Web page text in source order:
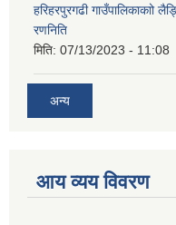
हरिहरपुरगढी गाउँपालिकाकाो
रणनिति
मिति: 07/13/2023 - 11:08
अन्य
आय व्यय विवरण